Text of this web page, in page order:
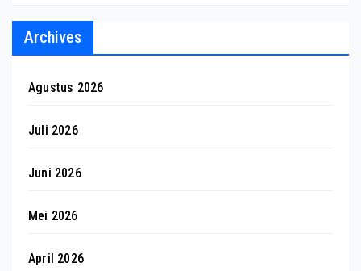
Archives
Agustus 2026
Juli 2026
Juni 2026
Mei 2026
April 2026